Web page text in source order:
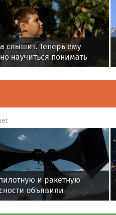
слышит. Теперь ему
научиться понимать
и ракетную
объявили